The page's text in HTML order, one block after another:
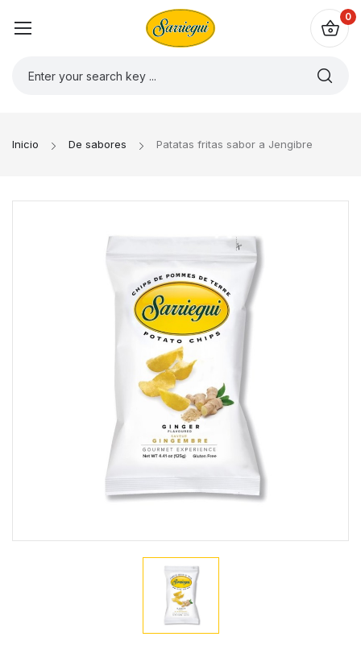
0
Inicio De sabores Patatas fritas sabor a Jengibre